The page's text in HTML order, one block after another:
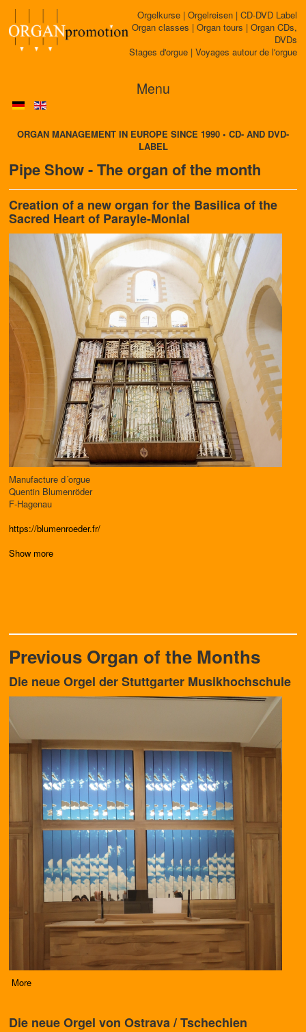
Orgelkurse | Orgelreisen | CD-DVD Label
Organ classes | Organ tours | Organ CDs,
DVDs
Stages d'orgue | Voyages autour de l'orgue
Menu
ORGAN MANAGEMENT IN EUROPE SINCE 1990 • CD- AND DVD-
LABEL
Pipe Show - The organ of the month
Creation of a new organ for the Basilica of the
Sacred Heart of Parayle-Monial
Manufacture d´orgue
Quentin Blumenröder
F-Hagenau
https://blumenroeder.fr/
Show more
Previous Organ of the Months
Die neue Orgel der Stuttgarter Musikhochschule
More
Die neue Orgel von Ostrava / Tschechien